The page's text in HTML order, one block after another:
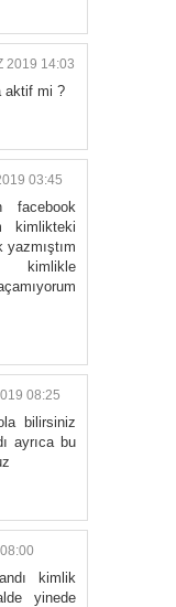
2019 14:03
aktif mi ?
03:45
facebook
kimlikteki
kimlikle
08:25
bilirsiniz
ayrıca bu
kimlik
yinede